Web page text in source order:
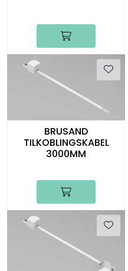
BRUSAND
TILKOBLINGSKABEL
3000MM